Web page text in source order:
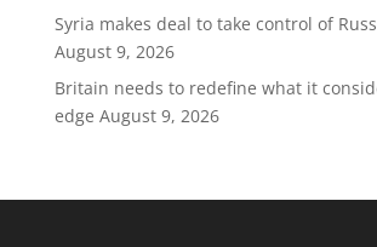
Syria makes deal to take control of
August 9, 2026
Britain needs to redefine what it
edge August 9, 2026